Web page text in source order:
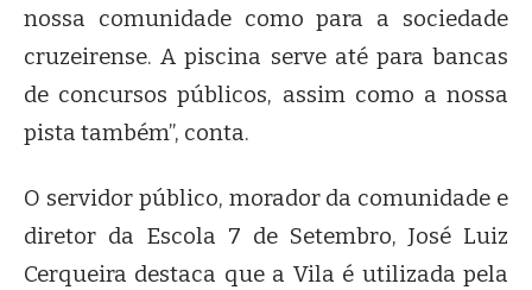
nossa comunidade como para a sociedade
cruzeirense. A piscina serve até para bancas
de concursos públicos, assim como a nossa
pista também”, conta.
O servidor público, morador da comunidade e
diretor da Escola 7 de Setembro, José Luiz
Cerqueira destaca que a Vila é utilizada pela